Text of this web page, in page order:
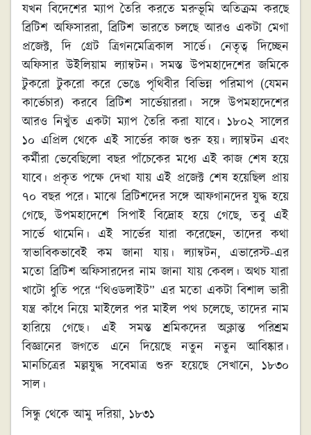
যখন বিদেশের ম্যাপ তৈরি করতে মরুভূমি অতিক্রম করছে
ব্রিটিশ অফিসাররা, ব্রিটিশ ভারতে চলছে আরও একটা মেগা
প্রজেক্ট, দি গ্রেট ত্রিগনমেত্রিকাল সার্ভে। নেতৃত্ব দিচ্ছেন
অফিসার উইলিয়াম ল্যাম্বটন। সমস্ত উপমহাদেশের জমিকে
টুকরো টুকরো করে ভেঙে পৃথিবীর বিভিন্ন পরিমাপ (যেমন
কার্ভেচার) করবে ব্রিটিশ সার্ভেয়াররা। সঙ্গে উপমহাদেশের
আরও নিখুঁত একটা ম্যাপ তৈরি করা যাবে। ১৮০২ সালের
১০ এপ্রিল থেকে এই সার্ভের কাজ শুরু হয়। ল্যাম্বটন এবং
কর্মীরা ভেবেছিলো বছর পাঁচেকের মধ্যে এই কাজ শেষ হয়ে
যাবে। প্রকৃত পক্ষে দেখা যায় এই প্রজেক্ট শেষ হয়েছিল প্রায়
৭০ বছর পরে। মাঝে ব্রিটিশদের সঙ্গে আফগানদের যুদ্ধ হয়ে
গেছে, উপমহাদেশে সিপাই বিদ্রোহ হয়ে গেছে, তবু এই
সার্ভে থামেনি। এই সার্ভের যারা করেছেন, তাদের কথা
স্বাভাবিকভাবেই কম জানা যায়। ল্যাম্বটন, এভারেস্ট-এর
মতো ব্রিটিশ অফিসারদের নাম জানা যায় কেবল। অথচ যারা
খাটো ধুতি পরে “থিওডলাইট” এর মতো একটা বিশাল ভারী
যন্ত্র কাঁধে নিয়ে মাইলের পর মাইল পথ চলেছে, তাদের নাম
হারিয়ে গেছে। এই সমস্ত শ্রমিকদের অক্লান্ত পরিশ্রম
বিজ্ঞানের জগতে এনে দিয়েছে নতুন নতুন আবিষ্কার।
মানচিত্রের মল্লযুদ্ধ সবেমাত্র শুরু হয়েছে সেখানে, ১৮৩০
সাল।
সিন্ধু থেকে আমু দরিয়া, ১৮৩১